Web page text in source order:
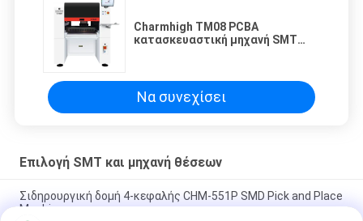
Charmhigh TM08 PCBA
κατασκευαστική μηχανή SMT
Να συνεχίσει
Επιλογή SMT και μηχανή θέσεων
Σιδηρουργική δομή 4-κεφαλής CHM-551P SMD Pick and Place
Machine